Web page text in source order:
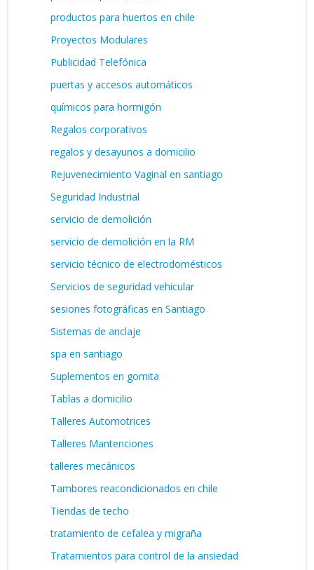
productos para huertos en chile
Proyectos Modulares
Publicidad Telefónica
puertas y accesos automáticos
químicos para hormigón
Regalos corporativos
regalos y desayunos a domicilio
Rejuvenecimiento Vaginal en santiago
Seguridad Industrial
servicio de demolición
servicio de demolición en la RM
servicio técnico de electrodomésticos
Servicios de seguridad vehicular
sesiones fotográficas en Santiago
Sistemas de anclaje
spa en santiago
Suplementos en gomita
Tablas a domicilio
Talleres Automotrices
Talleres Mantenciones
talleres mecánicos
Tambores reacondicionados en chile
Tiendas de techo
tratamiento de cefalea y migraña
Tratamientos para control de la ansiedad